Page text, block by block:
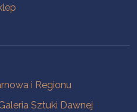
i Regionu
Sztuki Dawnej